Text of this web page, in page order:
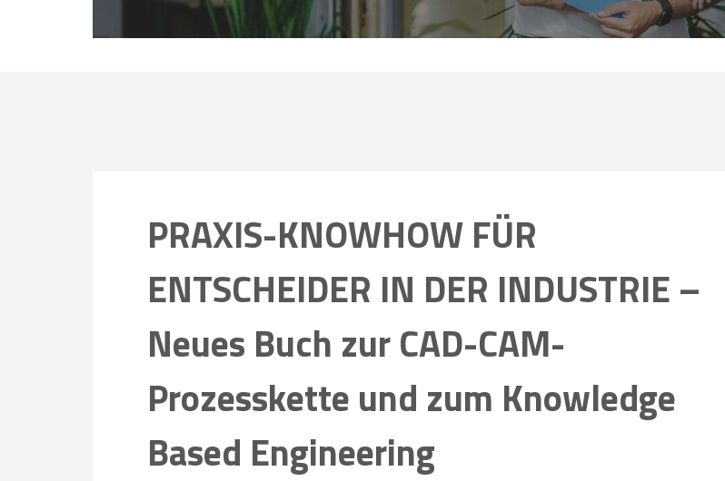
PRAXIS-KNOWHOW FÜR
ENTSCHEIDER IN DER INDUSTRIE –
Neues Buch zur CAD-CAM-
Prozesskette und zum Knowledge
Based Engineering